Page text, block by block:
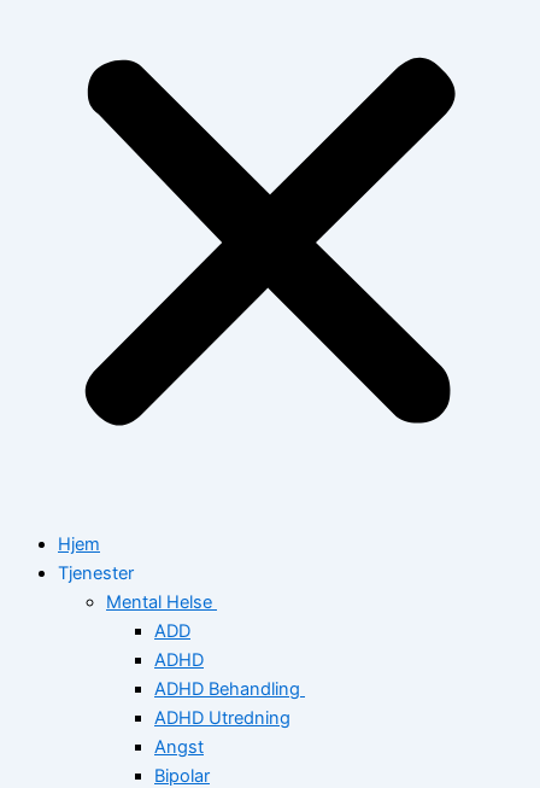
Hjem
Tjenester
Mental Helse
ADD
ADHD
ADHD Behandling
ADHD Utredning
Angst
Bipolar